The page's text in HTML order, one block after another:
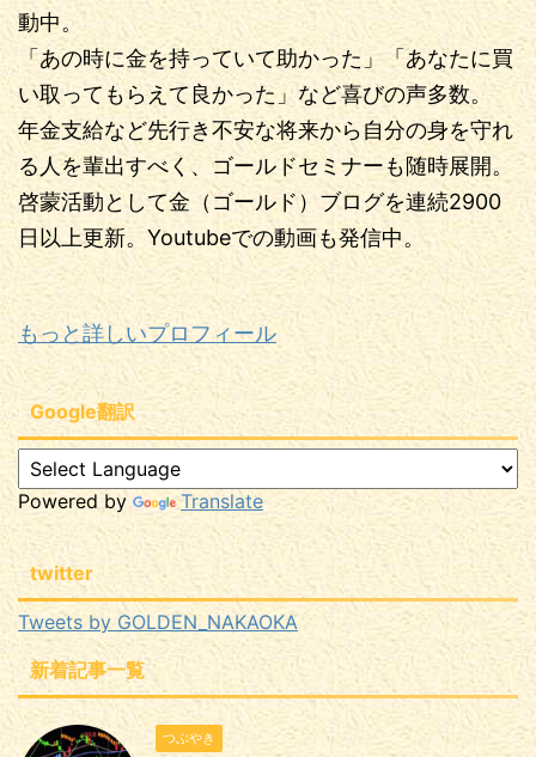
動中。
「あの時に金を持っていて助かった」「あなたに買
い取ってもらえて良かった」など喜びの声多数。
年金支給など先行き不安な将来から自分の身を守れ
る人を輩出すべく、ゴールドセミナーも随時展開。
啓蒙活動として金（ゴールド）ブログを連続2900
日以上更新。Youtubeでの動画も発信中。
もっと詳しいプロフィール
Google翻訳
Powered by Translate
twitter
Tweets by GOLDEN_NAKAOKA
新着記事一覧
つぶやき